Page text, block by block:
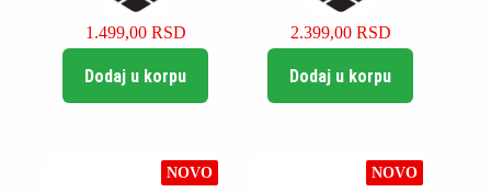
1.499,00 RSD
Dodaj u korpu
2.399,00 RSD
Dodaj u korpu
NOVO NOVO